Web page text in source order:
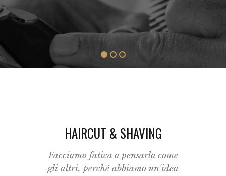
HAIRCUT & SHAVING
Facciamo fatica a pensarla come
gli altri, perché abbiamo un'idea